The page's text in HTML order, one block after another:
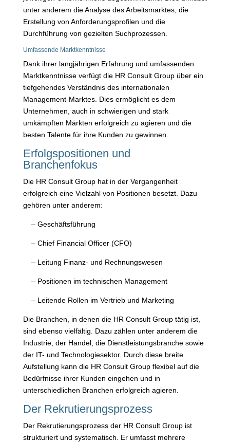
unter anderem die Analyse des Arbeitsmarktes, die
Erstellung von Anforderungsprofilen und die
Durchführung von gezielten Suchprozessen.
Umfassende Marktkenntnisse
Dank ihrer langjährigen Erfahrung und umfassenden
Marktkenntnisse verfügt die HR Consult Group über ein
tiefgehendes Verständnis des internationalen
Management-Marktes. Dies ermöglicht es dem
Unternehmen, auch in schwierigen und stark
umkämpften Märkten erfolgreich zu agieren und die
besten Talente für ihre Kunden zu gewinnen.
Erfolgspositionen und
Branchenfokus
Die HR Consult Group hat in der Vergangenheit
erfolgreich eine Vielzahl von Positionen besetzt. Dazu
gehören unter anderem:
– Geschäftsführung
– Chief Financial Officer (CFO)
– Leitung Finanz- und Rechnungswesen
– Positionen im technischen Management
– Leitende Rollen im Vertrieb und Marketing
Die Branchen, in denen die HR Consult Group tätig ist,
sind ebenso vielfältig. Dazu zählen unter anderem die
Industrie, der Handel, die Dienstleistungsbranche sowie
der IT- und Technologiesektor. Durch diese breite
Aufstellung kann die HR Consult Group flexibel auf die
Bedürfnisse ihrer Kunden eingehen und in
unterschiedlichen Branchen erfolgreich agieren.
Der Rekrutierungsprozess
Der Rekrutierungsprozess der HR Consult Group ist
strukturiert und systematisch. Er umfasst mehrere